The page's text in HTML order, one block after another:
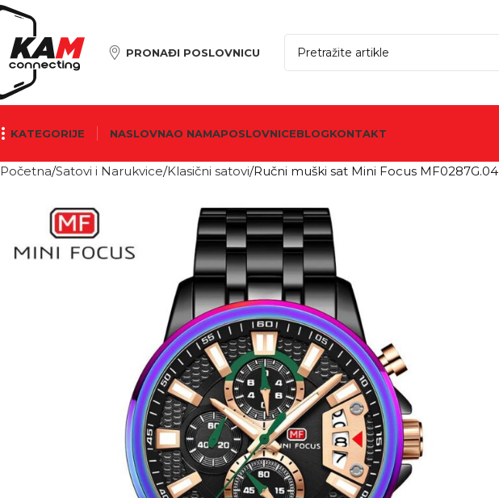
PRONAĐI POSLOVNICU
KATEGORIJE NASLOVNAO NAMAPOSLOVNICEBLOGKONTAKT
Početna Satovi i Narukvice Klasični satovi Ručni muški sat Mini Focus MF0287G.04